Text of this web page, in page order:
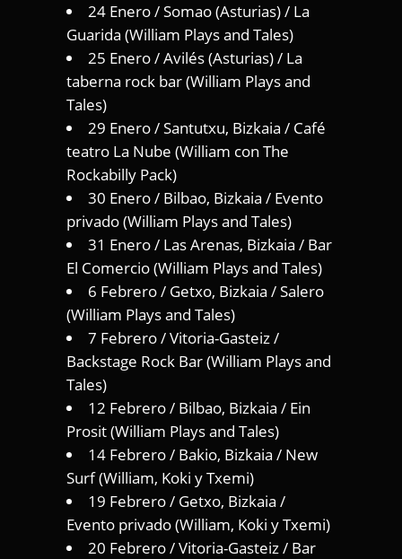
24 Enero / Somao (Asturias) / La
Guarida (William Plays and Tales)
25 Enero / Avilés (Asturias) / La
taberna rock bar (William Plays and
Tales)
29 Enero / Santutxu, Bizkaia / Café
teatro La Nube (William con The
Rockabilly Pack)
30 Enero / Bilbao, Bizkaia / Evento
privado (William Plays and Tales)
31 Enero / Las Arenas, Bizkaia / Bar
El Comercio (William Plays and Tales)
6 Febrero / Getxo, Bizkaia / Salero
(William Plays and Tales)
7 Febrero / Vitoria-Gasteiz /
Backstage Rock Bar (William Plays and
Tales)
12 Febrero / Bilbao, Bizkaia / Ein
Prosit (William Plays and Tales)
14 Febrero / Bakio, Bizkaia / New
Surf (William, Koki y Txemi)
19 Febrero / Getxo, Bizkaia /
Evento privado (William, Koki y Txemi)
20 Febrero / Vitoria-Gasteiz / Bar